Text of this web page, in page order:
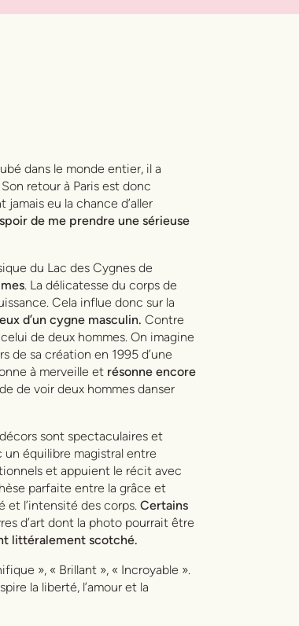
dans le monde entier, il a
retour à Paris est donc
eu la chance d’aller
de me prendre une sérieuse
du Lac des Cygnes de
. La délicatesse du corps de
Cela influe donc sur la
d’un cygne masculin. Contre
de deux hommes. On imagine
de sa création en 1995 d’une
à merveille et résonne encore
de voir deux hommes danser
sont spectaculaires et
un équilibre magistral entre
et appuient le récit avec
parfaite entre la grâce et
et l’intensité des corps. Certains
d’art dont la photo pourrait être
littéralement scotché.
», « Brillant », « Incroyable ».
la liberté, l’amour et la